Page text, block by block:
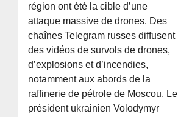
région ont été la cible d’une
attaque massive de drones. Des
chaînes Telegram russes diffusent
des vidéos de survols de drones,
d’explosions et d’incendies,
notamment aux abords de la
raffinerie de pétrole de Moscou. Le
président ukrainien Volodymyr